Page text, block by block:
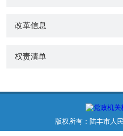
改革信息
权责清单
版权所有：陆丰市人